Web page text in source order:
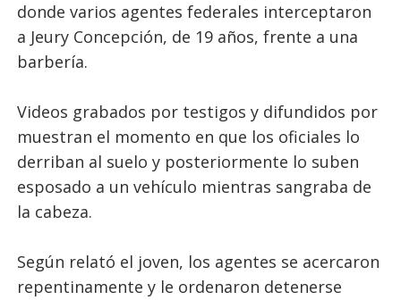
donde varios agentes federales interceptaron
a Jeury Concepción, de 19 años, frente a una
barbería.
Videos grabados por testigos y difundidos por
muestran el momento en que los oficiales lo
derriban al suelo y posteriormente lo suben
esposado a un vehículo mientras sangraba de
la cabeza.
Según relató el joven, los agentes se acercaron
repentinamente y le ordenaron detenerse